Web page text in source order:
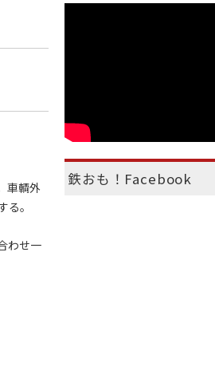
車輌外
。
わせ一
鉄おも！Facebook